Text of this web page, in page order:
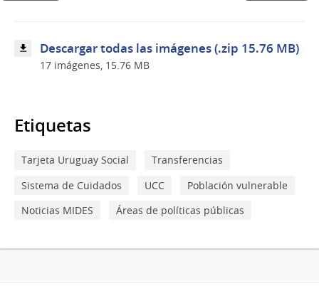
Descargar todas las imágenes (.zip 15.76 MB)
17 imágenes, 15.76 MB
Etiquetas
Tarjeta Uruguay Social
Transferencias
Sistema de Cuidados
UCC
Población vulnerable
Noticias MIDES
Áreas de políticas públicas